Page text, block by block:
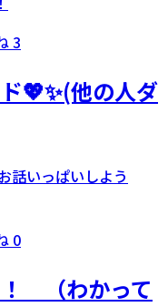
3
💖✨(他の人ダ
話いっぱいしよう
0
（わかって